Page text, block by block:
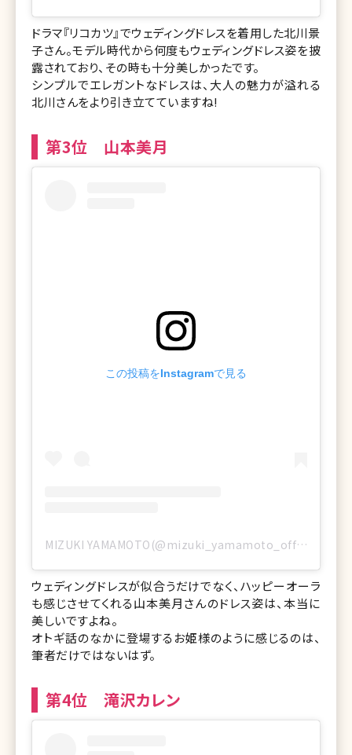
ドラマ『リコカツ』でウェディングドレスを着用した北川景
子さん。モデル時代から何度もウェディングドレス姿を披
露されており、その時も十分美しかったです。
シンプルでエレガントなドレスは、大人の魅力が溢れる
北川さんをより引き立てていますね!
第3位 山本美月
この投稿をInstagramで見る
MIZUKI YAMAMOTO(@mizuki_yamamoto_official)がシェアした投稿
ウェディングドレスが似合うだけでなく、ハッピーオーラ
も感じさせてくれる山本美月さんのドレス姿は、本当に
美しいですよね。
オトギ話のなかに登場するお姫様のように感じるのは、
筆者だけではないはず。
第4位 滝沢カレン